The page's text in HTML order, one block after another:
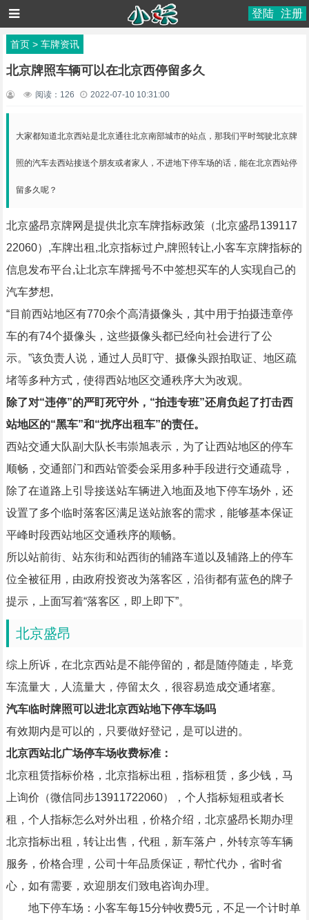
登陆 注册
首页> 车牌资讯
北京牌照车辆可以在北京西停留多久
阅读： 126 2022-07-10 10:31:00
大家都知道北京西站是北京通往北京南部城市的站点，那我们平时驾驶北京牌
照的汽车去西站接送个朋友或者家人，不进地下停车场的话，能在北京西站停
留多久呢？
北京盛昂京牌网是提供北京车牌指标政策（北京盛昂139117
22060）,车牌出租,北京指标过户,牌照转让,小客车京牌指标的
信息发布平台,让北京车牌摇号不中签想买车的人实现自己的
汽车梦想,
“目前西站地区有770余个高清摄像头，其中用于拍摄违章停
车的有74个摄像头，这些摄像头都已经向社会进行了公
示。”该负责人说，通过人员盯守、摄像头跟拍取证、地区疏
堵等多种方式，使得西站地区交通秩序大为改观。
除了对“违停”的严盯死守外，“拍违专班”还肩负起了打击西
站地区的“黑车”和“扰序出租车”的责任。
西站交通大队副大队长韦崇旭表示，为了让西站地区的停车
顺畅，交通部门和西站管委会采用多种手段进行交通疏导，
除了在道路上引导接送站车辆进入地面及地下停车场外，还
设置了多个临时落客区满足送站旅客的需求，能够基本保证
平峰时段西站地区交通秩序的顺畅。
所以站前街、站东街和站西街的辅路车道以及辅路上的停车
位全被征用，由政府投资改为落客区，沿街都有蓝色的牌子
提示，上面写着“落客区，即上即下”。
北京盛昂
综上所诉，在北京西站是不能停留的，都是随停随走，毕竟
车流量大，人流量大，停留太久，很容易造成交通堵塞。
汽车临时牌照可以进北京西站地下停车场吗
有效期内是可以的，只要做好登记，是可以进的。
北京西站北广场停车场收费标准：
北京租赁指标价格，北京指标出租，指标租赁，多少钱，马
上询价（微信同步13911722060），个人指标短租或者长
租，个人指标怎么对外出租，价格介绍，北京盛昂长期办理
北京指标出租，转让出售，代租，新车落户，外转京等车辆
服务，价格合理，公司十年品质保证，帮忙代办，省时省
心，如有需要，欢迎朋友们致电咨询办理。
地下停车场：小客车每15分钟收费5元，不足一个计时单